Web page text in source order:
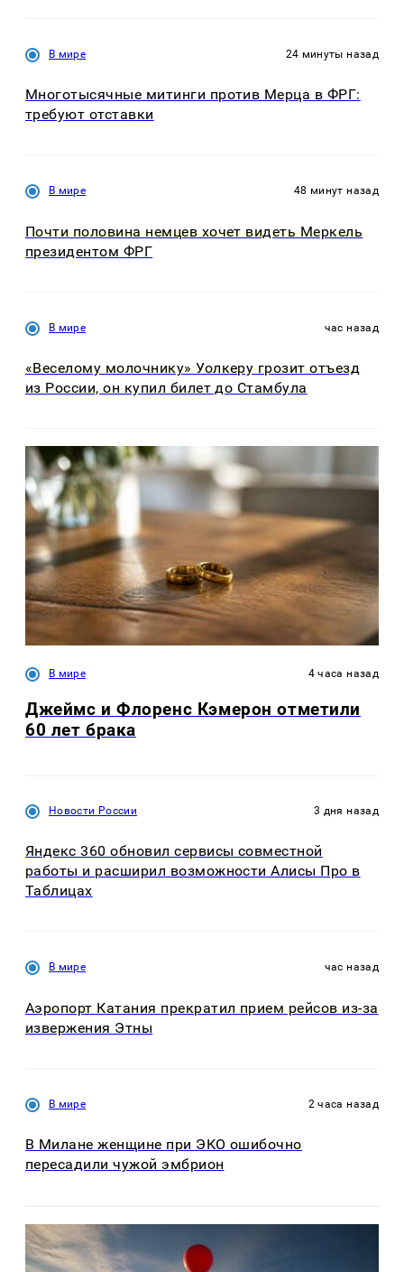
В мире 24 минуты назад
Многотысячные митинги против Мерца в ФРГ:
требуют отставки
В мире 48 минут назад
Почти половина немцев хочет видеть Меркель
президентом ФРГ
В мире час назад
«Веселому молочнику» Уолкеру грозит отъезд
из России, он купил билет до Стамбула
В мире 4 часа назад
Джеймс и Флоренс Кэмерон отметили
60 лет брака
Новости России 3 дня назад
Яндекс 360 обновил сервисы совместной
работы и расширил возможности Алисы Про в
Таблицах
В мире час назад
Аэропорт Катания прекратил прием рейсов из-за
извержения Этны
В мире 2 часа назад
В Милане женщине при ЭКО ошибочно
пересадили чужой эмбрион